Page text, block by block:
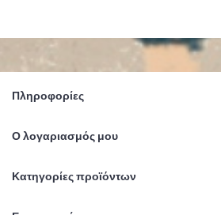
Πληροφορίες
Ο λογαριασμός μου
Κατηγορίες προϊόντων